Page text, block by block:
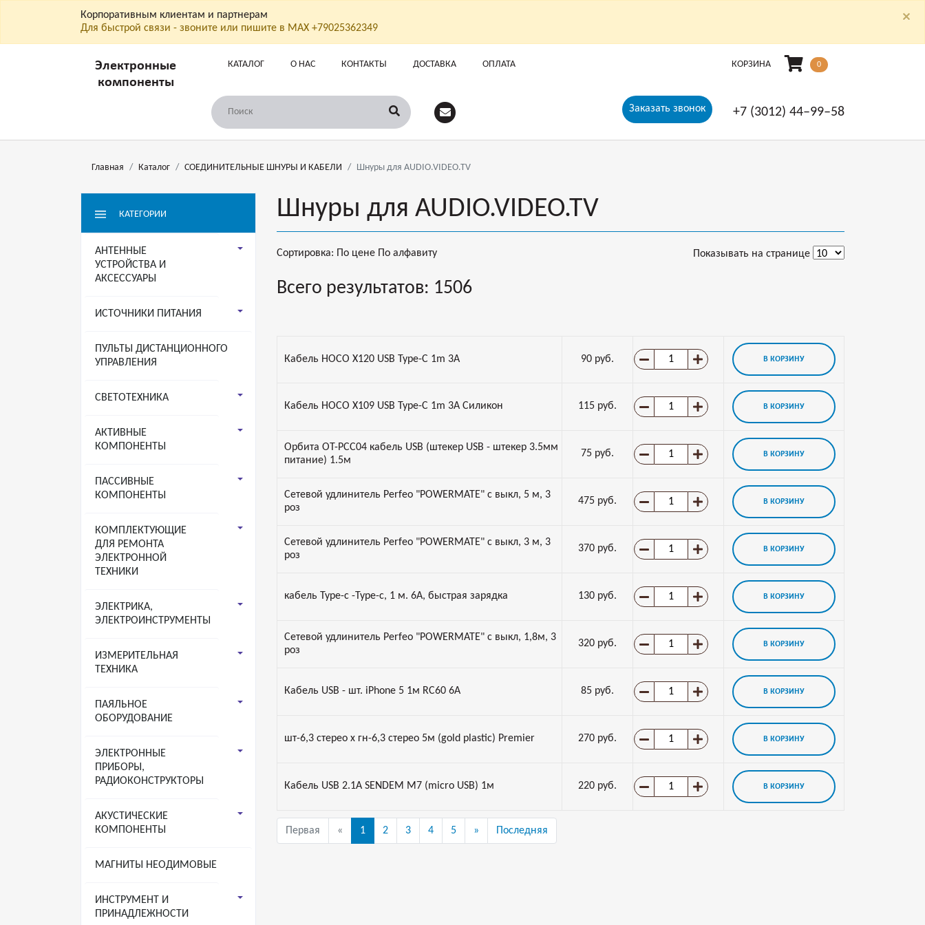
Корпоративным клиентам и партнерам
Для быстрой связи - звоните или пишите в МАХ +79025362349
×
Электронные
компоненты
КАТАЛОГ О НАС КОНТАКТЫ ДОСТАВКА ОПЛАТА КОРЗИНА 0
Заказать звонок +7 (3012) 44‒99‒58
Главная Каталог СОЕДИНИТЕЛЬНЫЕ ШНУРЫ И КАБЕЛИ Шнуры для AUDIO.VIDEO.TV
КАТЕГОРИИ
АНТЕННЫЕ
УСТРОЙСТВА И
АКСЕССУАРЫ
ИСТОЧНИКИ ПИТАНИЯ
ПУЛЬТЫ ДИСТАНЦИОННОГО
УПРАВЛЕНИЯ
СВЕТОТЕХНИКА
АКТИВНЫЕ
КОМПОНЕНТЫ
ПАССИВНЫЕ
КОМПОНЕНТЫ
КОМПЛЕКТУЮЩИЕ
ДЛЯ РЕМОНТА
ЭЛЕКТРОННОЙ
ТЕХНИКИ
ЭЛЕКТРИКА,
ЭЛЕКТРОИНСТРУМЕНТЫ
ИЗМЕРИТЕЛЬНАЯ
ТЕХНИКА
ПАЯЛЬНОЕ
ОБОРУДОВАНИЕ
ЭЛЕКТРОННЫЕ
ПРИБОРЫ,
РАДИОКОНСТРУКТОРЫ
АКУСТИЧЕСКИЕ
КОМПОНЕНТЫ
МАГНИТЫ НЕОДИМОВЫЕ
ИНСТРУМЕНТ И
ПРИНАДЛЕЖНОСТИ
Шнуры для AUDIO.VIDEO.TV
Сортировка: По цене По алфавиту Показывать на странице
Всего результатов: 1506
Кабель HOCO X120 USB Type-C 1m 3A 90 руб. В КОРЗИНУ
Кабель HOCO X109 USB Type-C 1m 3A Силикон 115 руб. В КОРЗИНУ
Орбита OT-PCC04 кабель USB (штекер USB - штекер 3.5мм
питание) 1.5м
75 руб. В КОРЗИНУ
Сетевой удлинитель Perfeo "POWERMATE" с выкл, 5 м, 3
роз
475 руб. В КОРЗИНУ
Сетевой удлинитель Perfeo "POWERMATE" с выкл, 3 м, 3
роз
370 руб. В КОРЗИНУ
кабель Type-c -Type-c, 1 м. 6А, быстрая зарядка 130 руб. В КОРЗИНУ
Сетевой удлинитель Perfeo "POWERMATE" с выкл, 1,8м, 3
роз
320 руб. В КОРЗИНУ
Кабель USB - шт. iPhone 5 1м RC60 6A 85 руб. В КОРЗИНУ
шт-6,3 стерео х гн-6,3 стерео 5м (gold plastic) Premier 270 руб. В КОРЗИНУ
Кабель USB 2.1A SENDEM M7 (micro USB) 1м 220 руб. В КОРЗИНУ
Первая « 1 2 3 4 5 » Последняя